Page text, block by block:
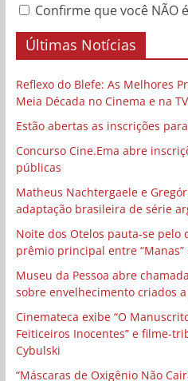
Confirme que você NÃO
Últimas Notícias
Reflexo do Blefe: As Melhores
Meia Década no Cinema e na TV
Estão abertas as inscrições
Concurso Cine.Ema abre
públicas
Matheus Nachtergaele e
adaptação brasileira de série
Noite dos Otelos pauta-se
prêmio principal entre “Manas”
Museu da Pessoa abre
sobre envelhecimento criados
Cinemateca exibe “O
Feiticeiros Inocentes” e filme-
Cybulski
“Máscaras de Oxigênio Não